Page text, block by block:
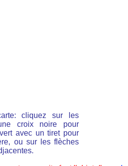
cliquez sur les
croix noire pour
avec un tiret pour
ou sur les flèches